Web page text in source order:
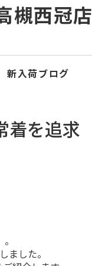
槻西冠店
新入荷ブログ
着を追求
ました。